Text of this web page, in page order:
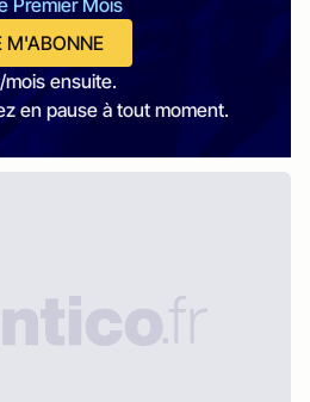
Premier Mois
M'ABONNE
mois ensuite.
en pause à tout moment.